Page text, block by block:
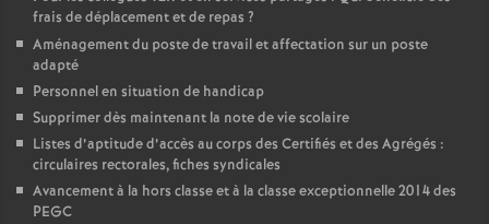
frais de déplacement et de repas ?
Aménagement du poste de travail et affectation sur un poste
adapté
Personnel en situation de handicap
Supprimer dès maintenant la note de vie scolaire
Listes d’aptitude d’accès au corps des Certifiés et des Agrégés :
circulaires rectorales, fiches syndicales
Avancement à la hors classe et à la classe exceptionnelle 2014 des
PEGC